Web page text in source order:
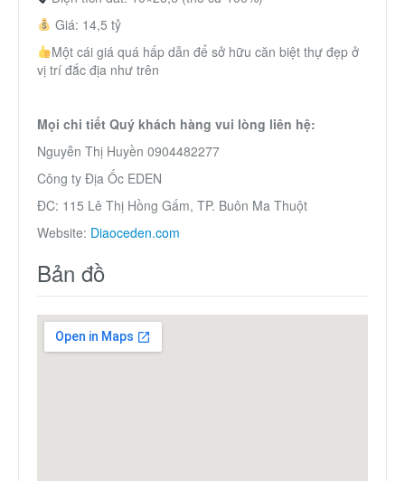
Giá: 14,5 tỷ
Một cái giá quá hấp dẫn để sở hữu căn biệt thự đẹp ở
vị trí đắc địa như trên
Mọi chi tiết Quý khách hàng vui lòng liên hệ:
Nguyễn Thị Huyền 0904482277
Công ty Địa Ốc EDEN
ĐC: 115 Lê Thị Hồng Gấm, TP. Buôn Ma Thuột
Website: Diaoceden.com
Bản đồ